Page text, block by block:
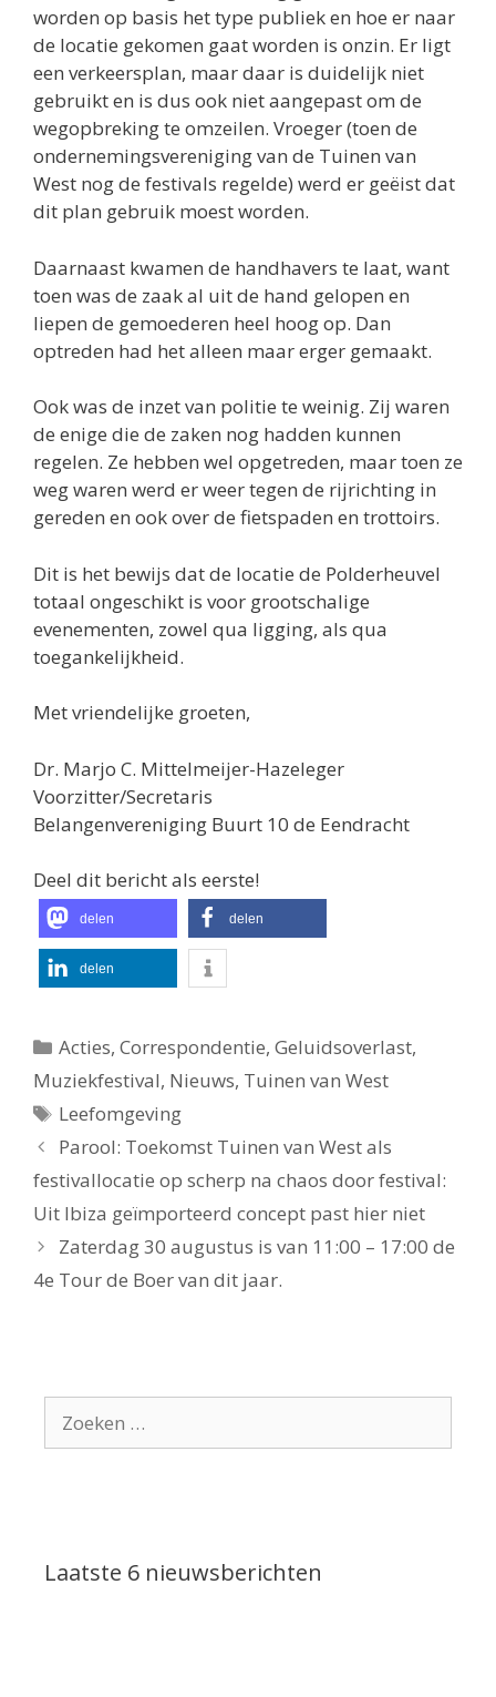
worden op basis het type publiek en hoe er naar
de locatie gekomen gaat worden is onzin. Er ligt
een verkeersplan, maar daar is duidelijk niet
gebruikt en is dus ook niet aangepast om de
wegopbreking te omzeilen. Vroeger (toen de
ondernemingsvereniging van de Tuinen van
West nog de festivals regelde) werd er geëist dat
dit plan gebruik moest worden.
Daarnaast kwamen de handhavers te laat, want
toen was de zaak al uit de hand gelopen en
liepen de gemoederen heel hoog op. Dan
optreden had het alleen maar erger gemaakt.
Ook was de inzet van politie te weinig. Zij waren
de enige die de zaken nog hadden kunnen
regelen. Ze hebben wel opgetreden, maar toen ze
weg waren werd er weer tegen de rijrichting in
gereden en ook over de fietspaden en trottoirs.
Dit is het bewijs dat de locatie de Polderheuvel
totaal ongeschikt is voor grootschalige
evenementen, zowel qua ligging, als qua
toegankelijkheid.
Met vriendelijke groeten,
Dr. Marjo C. Mittelmeijer-Hazeleger
Voorzitter/Secretaris
Belangenvereniging Buurt 10 de Eendracht
Deel dit bericht als eerste!
delen delen
delen
Categorieën
Acties,Correspondentie,Geluidsoverlast,
Muziekfestival, Nieuws, Tuinen van West
Tags
Leefomgeving
Parool: Toekomst Tuinen van West als
festivallocatie op scherp na chaos door festival:
Uit Ibiza geïmporteerd concept past hier niet
Zaterdag 30 augustus is van 11:00 – 17:00 de
4e Tour de Boer van dit jaar.
naar:
Laatste 6 nieuwsberichten